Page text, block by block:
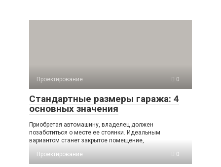
Проектирование 0
Стандартные размеры гаража: 4
основных значения
Приобретая автомашину, владелец должен
позаботиться о месте ее стоянки. Идеальным
вариантом станет закрытое помещение,
Проектирование
0